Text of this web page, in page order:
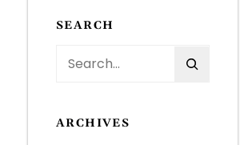
SEARCH
c
ARCHIVES